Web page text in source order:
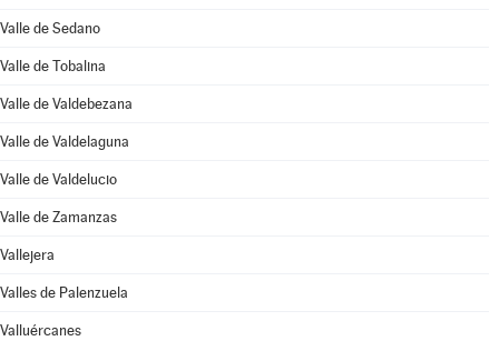
Valle de Sedano
Valle de Tobalina
Valle de Valdebezana
Valle de Valdelaguna
Valle de Valdelucio
Valle de Zamanzas
Vallejera
Valles de Palenzuela
Valluércanes